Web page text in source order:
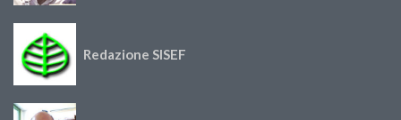
Redazione SISEF